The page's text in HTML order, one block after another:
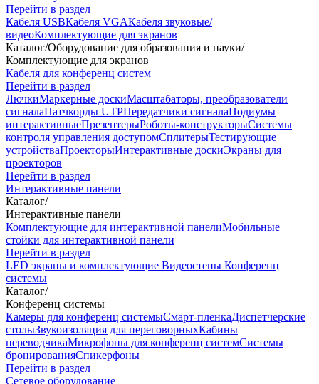
Перейти в раздел
Кабеля USBКабеля VGAКабеля звуковые/
видеоКомплектующие для экранов
Каталог/Оборудование для образования и науки/
Комплектующие для экранов
Кабеля для конференц систем
Перейти в раздел
ЛючкиМаркерные доскиМасштабаторы, преобразователи
сигналаПатчкорды UTPПередатчики сигналаПодиумы
интерактивныеПрезентерыРоботы-конструкторыСистемы
контроля управления доступомСплитерыТестирующие
устройстваПроекторыИнтерактивные доскиЭкраны для
проекторов
Перейти в раздел
Интерактивные панели
Каталог/
Интерактивные панели
Комплектующие для интерактивной панелиМобильные
стойки для интерактивной панели
Перейти в раздел
LED экраны и комплектующие Видеостены Конференц
системы
Каталог/
Конференц системы
Камеры для конференц системыCмарт-пленкаДиспетчерские
столыЗвукоизоляция для переговорныхКабины
переводчикаМикрофоны для конференц системСистемы
бронированияСпикерфоны
Перейти в раздел
Сетевое оборудование